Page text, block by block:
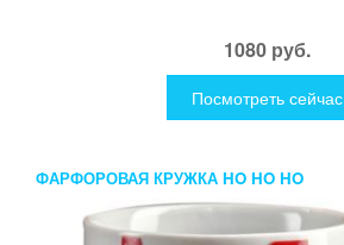
1080 руб.
Посмотреть сейчас
ФАРФОРОВАЯ КРУЖКА HO HO HO